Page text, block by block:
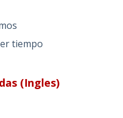
tiempo
(Ingles)